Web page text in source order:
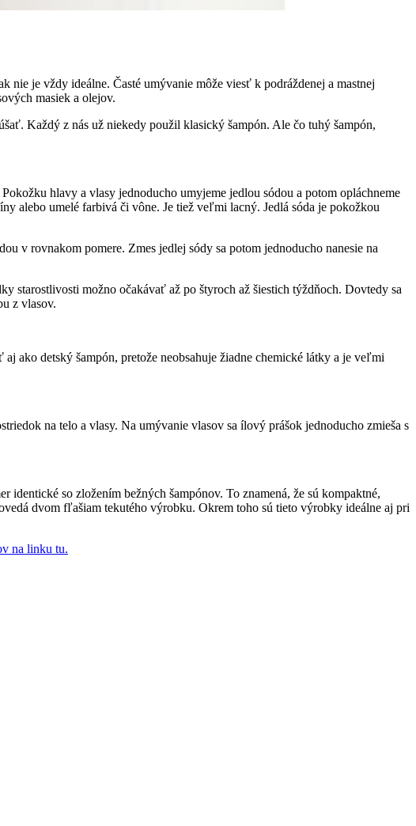
je vždy ideálne. Časté umývanie môže viesť k podráždenej a mastnej
masiek a olejov.
Každý z nás už niekedy použil klasický šampón. Ale čo tuhý šampón,
hlavy a vlasy jednoducho umyjeme jedlou sódou a potom opláchneme
alebo umelé farbivá či vône. Je tiež veľmi lacný. Jedlá sóda je pokožkou
v rovnakom pomere. Zmes jedlej sódy sa potom jednoducho nanesie na
možno očakávať až po štyroch až šiestich týždňoch. Dovtedy sa
z vlasov.
ako detský šampón, pretože neobsahuje žiadne chemické látky a je veľmi
na telo a vlasy. Na umývanie vlasov sa ílový prášok jednoducho zmieša s
identické so zložením bežných šampónov. To znamená, že sú kompaktné,
dvom fľašiam tekutého výrobku. Okrem toho sú tieto výrobky ideálne aj pri
na linku tu.